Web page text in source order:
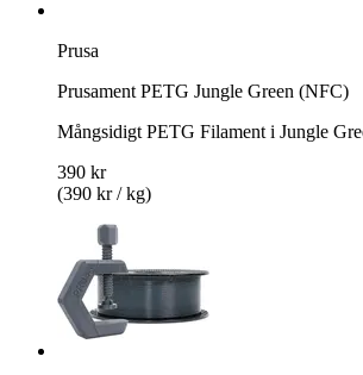
Prusa
Prusament PETG Jungle Green (NFC)
Mångsidigt PETG Filament i Jungle
390 kr
(390 kr / kg)